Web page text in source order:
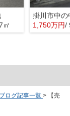
㎡
掛川市中の
1,750万円/
ブログ記事一覧 >
【売